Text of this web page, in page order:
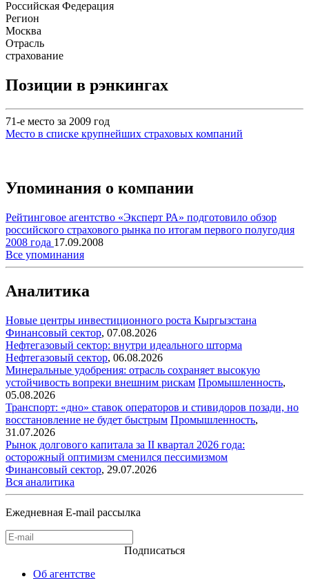
Российская Федерация
Регион
Москва
Отрасль
страхование
Позиции в рэнкингах
71-е место за 2009 год
Место в списке крупнейших страховых компаний
Упоминания о компании
Рейтинговое агентство «Эксперт РА» подготовило обзор
российского страхового рынка по итогам первого полугодия
2008 года 17.09.2008
Все упоминания
Аналитика
Новые центры инвестиционного роста Кыргызстана
Финансовый сектор, 07.08.2026
Нефтегазовый сектор: внутри идеального шторма
Нефтегазовый сектор, 06.08.2026
Минеральные удобрения: отрасль сохраняет высокую
устойчивость вопреки внешним рискам Промышленность,
05.08.2026
Транспорт: «дно» ставок операторов и стивидоров позади, но
восстановление не будет быстрым Промышленность,
31.07.2026
Рынок долгового капитала за II квартал 2026 года:
осторожный оптимизм сменился пессимизмом
Финансовый сектор, 29.07.2026
Вся аналитика
Ежедневная E-mail рассылка
Подписаться
Об агентстве